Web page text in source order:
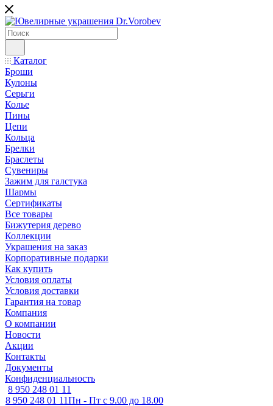
Каталог
Броши
Кулоны
Серьги
Колье
Пины
Цепи
Кольца
Брелки
Браслеты
Сувениры
Зажим для галстука
Шармы
Сертификаты
Все товары
Бижутерия дерево
Коллекции
Украшения на заказ
Корпоративные подарки
Как купить
Условия оплаты
Условия доставки
Гарантия на товар
Компания
О компании
Новости
Акции
Контакты
Документы
Конфиденциальность
8 950 248 01 11
8 950 248 01 11Пн - Пт с 9.00 до 18.00